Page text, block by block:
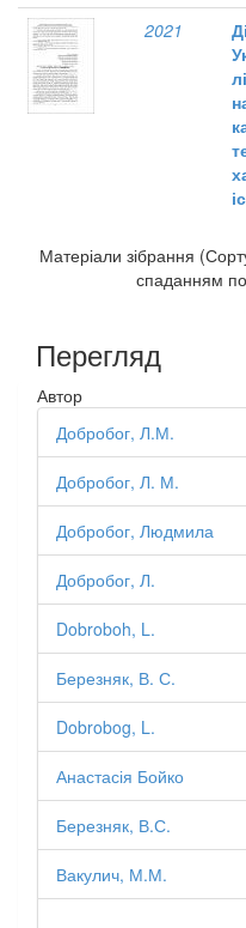
2021
Матеріали зібрання
спаданням
Перегляд
Автор
Добробог, Л.М.
Добробог, Л. М.
Добробог, Людмила
Добробог, Л.
Dobroboh, L.
Березняк, В. С.
Dobrobog, L.
Анастасія Бойко
Березняк, В.С.
Вакулич, М.М.